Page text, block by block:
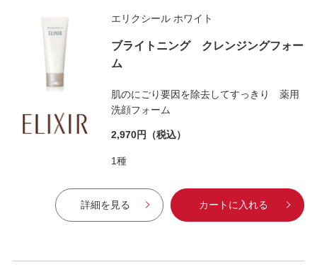
エリクシール ホワイト
ブライトニング クレンジングフォー
ム
肌のにごり要因を除去してすっきり 薬用
洗顔フォーム
2,970円 （税込）
1種
詳細を見る カートに入れる